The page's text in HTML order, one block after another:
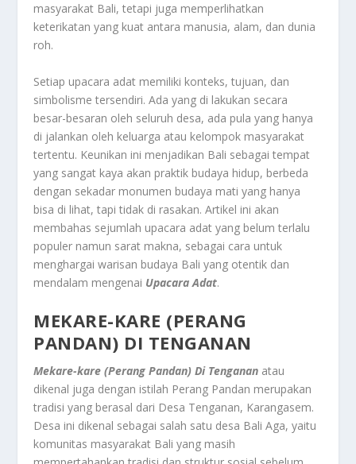
masyarakat Bali, tetapi juga memperlihatkan
keterikatan yang kuat antara manusia, alam, dan dunia
roh.
Setiap upacara adat memiliki konteks, tujuan, dan
simbolisme tersendiri. Ada yang di lakukan secara
besar-besaran oleh seluruh desa, ada pula yang hanya
di jalankan oleh keluarga atau kelompok masyarakat
tertentu. Keunikan ini menjadikan Bali sebagai tempat
yang sangat kaya akan praktik budaya hidup, berbeda
dengan sekadar monumen budaya mati yang hanya
bisa di lihat, tapi tidak di rasakan. Artikel ini akan
membahas sejumlah upacara adat yang belum terlalu
populer namun sarat makna, sebagai cara untuk
menghargai warisan budaya Bali yang otentik dan
mendalam mengenai Upacara Adat.
MEKARE-KARE (PERANG
PANDAN) DI TENGANAN
Mekare-kare (Perang Pandan) Di Tenganan atau
dikenal juga dengan istilah Perang Pandan merupakan
tradisi yang berasal dari Desa Tenganan, Karangasem.
Desa ini dikenal sebagai salah satu desa Bali Aga, yaitu
komunitas masyarakat Bali yang masih